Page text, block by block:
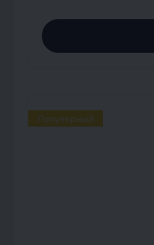
Популярный